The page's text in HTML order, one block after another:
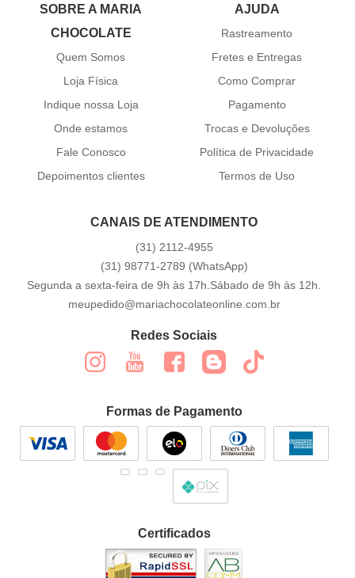
SOBRE A MARIA
CHOCOLATE
Quem Somos
Loja Física
Indique nossa Loja
Onde estamos
Fale Conosco
Depoimentos clientes
AJUDA
Rastreamento
Fretes e Entregas
Como Comprar
Pagamento
Trocas e Devoluções
Política de Privacidade
Termos de Uso
CANAIS DE ATENDIMENTO
(31) 2112-4955
(31) 98771-2789 (WhatsApp)
Segunda a sexta-feira de 9h às 17h.Sábado de 9h às 12h.
meupedido@mariachocolateonline.com.br
Redes Sociais
Formas de Pagamento
Certificados